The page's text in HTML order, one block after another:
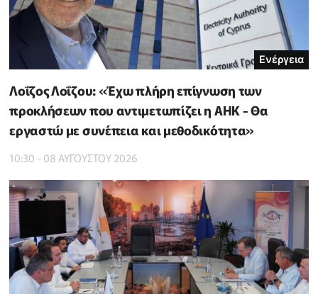
Ενέργεια
Λοΐζος Λοΐζου: «Έχω πλήρη επίγνωση των
προκλήσεων που αντιμετωπίζει η ΑΗΚ - Θα
εργαστώ με συνέπεια και μεθοδικότητα»
10:30 - 08 ΑΥΓΟΥΣΤΟΥ 2026